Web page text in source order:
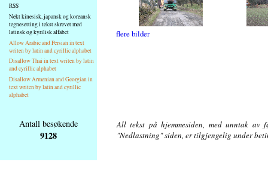
RSS
Nekt kinesisk, japansk og koreansk
tegnesetting i tekst skrevet med
latinsk og kyrilisk alfabet
Allow Arabic and Persian in text
writen by latin and cyrillic alphabet
Disallow Thai in text writen by latin
and cyrillic alphabet
Disallow Armenian and Georgian in
text writen by latin and cyrillic
alphabet
flere bilder
Antall besøkende
9128
All tekst på hjemmesiden, med unntak av
"Nedlastning" siden, er tilgjengelig under